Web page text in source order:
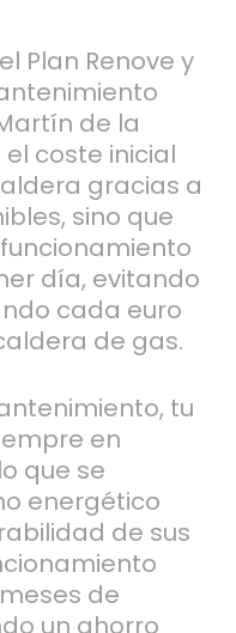
Renove y
de la
coste inicial
gracias a
sino que
día, evitando
cada euro
de gas.
tu
en
que se
energético
de sus
de
un ahorro